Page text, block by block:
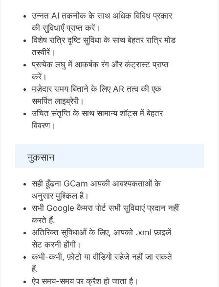
उन्नत AI तकनीक के साथ अधिक विविध प्रकार
की सुविधाएँ प्राप्त करें।
विशेष रात्रि दृष्टि सुविधा के साथ बेहतर रात्रि मोड
तस्वीरें।
प्रत्येक लघु में आकर्षक रंग और कंट्रास्ट प्राप्त
करें।
मज़ेदार समय बिताने के लिए AR तत्व की एक
समर्पित लाइब्रेरी।
उचित संतृप्ति के साथ सामान्य शॉट्स में बेहतर
विवरण।
नुकसान
सही ढूँढना GCam आपकी आवश्यकताओं के
अनुसार मुश्किल है।
सभी Google कैमरा पोर्ट सभी सुविधाएं प्रदान नहीं
करते हैं.
अतिरिक्त सुविधाओं के लिए, आपको .xml फ़ाइलें
सेट करनी होंगी।
कभी-कभी, फ़ोटो या वीडियो सहेजे नहीं जा सकते
हैं.
ऐप समय-समय पर क्रैश हो जाता है।